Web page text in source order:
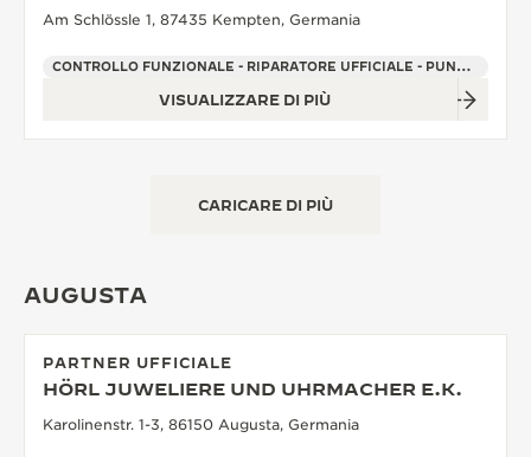
Am Schlössle 1, 87435 Kempten, Germania
CONTROLLO FUNZIONALE - RIPARATORE UFFICIALE - PUNTO VENDITA
VISUALIZZARE DI PIÙ
CARICARE DI PIÙ
AUGUSTA
PARTNER UFFICIALE
HÖRL JUWELIERE UND UHRMACHER E.K.
Karolinenstr. 1-3, 86150 Augusta, Germania